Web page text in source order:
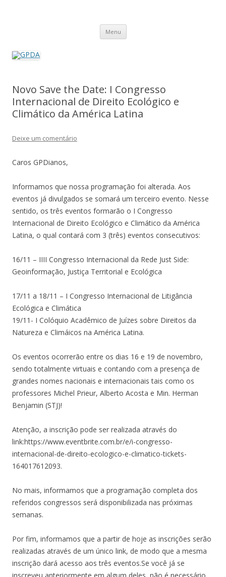
Menu Pular
o
Novo Save the Date: I Congresso
Internacional de Direito Ecológico e
Climático da América Latina
Deixe um comentário
Caros GPDianos,
Informamos que nossa programação foi alterada. Aos
eventos já divulgados se somará um terceiro evento. Nesse
sentido, os três eventos formarão o I Congresso
Internacional de Direito Ecológico e Climático da América
Latina, o qual contará com 3 (três) eventos consecutivos:
16/11 – IIII Congresso Internacional da Rede Just Side:
Geoinformação, Justiça Territorial e Ecológica
17/11 a 18/11 – I Congresso Internacional de Litigância
Ecológica e Climática
19/11- I Colóquio Acadêmico de Juízes sobre Direitos da
Natureza e Climáicos na América Latina.
Os eventos ocorrerão entre os dias 16 e 19 de novembro,
sendo totalmente virtuais e contando com a presença de
grandes nomes nacionais e internacionais tais como os
professores Michel Prieur, Alberto Acosta e Min. Herman
Benjamin (STJ)!
Atenção, a inscrição pode ser realizada através do
link:https://www.eventbrite.com.br/e/i-congresso-
internacional-de-direito-ecologico-e-climatico-tickets-
164017612093.
No mais, informamos que a programação completa dos
referidos congressos será disponibilizada nas próximas
semanas.
Por fim, informamos que a partir de hoje as inscrições serão
realizadas através de um único link, de modo que a mesma
inscrição dará acesso aos três eventos.Se você já se